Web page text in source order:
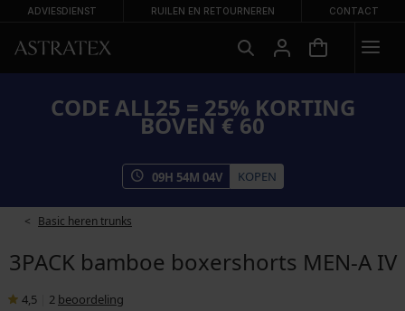
ADVIESDIENST RUILEN EN RETOURNEREN CONTACT
CODE ALL25 = 25% KORTING
BOVEN € 60
09H 54M 04V KOPEN
Basic heren trunks
3PACK bamboe boxershorts MEN-A IV
4,5 2 beoordeling